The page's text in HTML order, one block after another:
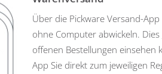
Über die Pickware Versand-
ohne Computer abwickeln.
offenen Bestellungen einsehen
App Sie direkt zum jeweiligen